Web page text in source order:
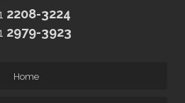
2208-3224
2979-3923
Home